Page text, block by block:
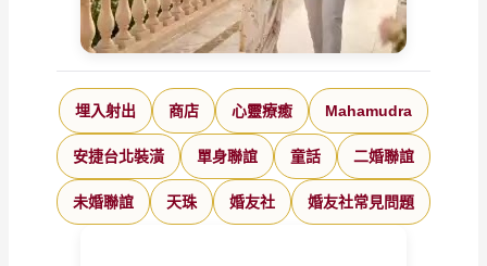
埋入射出 商店 心靈療癒 Mahamudra
安捷台北裝潢 單身聯誼 童話 二婚聯誼
未婚聯誼 天珠 婚友社 婚友社常見問題